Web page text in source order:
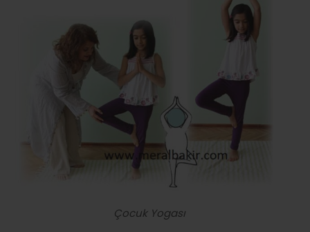
Çocuk Yogası